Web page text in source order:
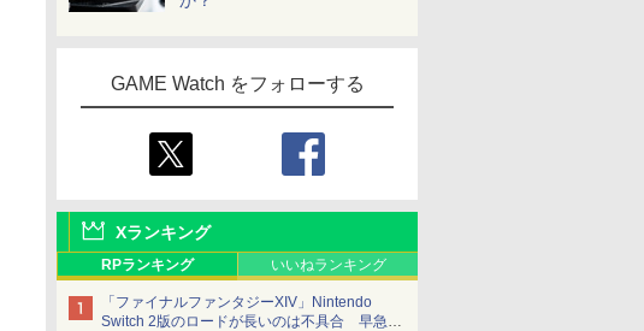
GAME Watch をフォローする
Xランキング
RPランキング いいねランキング
「ファイナルファンタジーXIV」Nintendo
Switch 2版のロードが長いのは不具合 早急に